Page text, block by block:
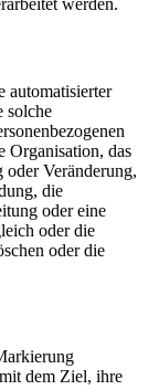
werden.
automatisierter
solche
Organisation, das
oder Veränderung,
die
oder eine
oder die
oder die
dem Ziel, ihre